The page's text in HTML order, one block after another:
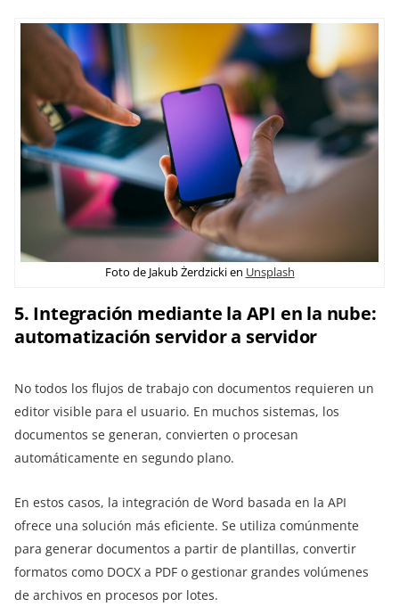
Foto de Jakub Żerdzicki en Unsplash
5. Integración mediante la API en la nube:
automatización servidor a servidor
No todos los flujos de trabajo con documentos requieren un
editor visible para el usuario. En muchos sistemas, los
documentos se generan, convierten o procesan
automáticamente en segundo plano.
En estos casos, la integración de Word basada en la API
ofrece una solución más eficiente. Se utiliza comúnmente
para generar documentos a partir de plantillas, convertir
formatos como DOCX a PDF o gestionar grandes volúmenes
de archivos en procesos por lotes.